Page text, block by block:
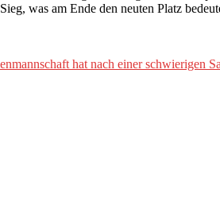
was am Ende den neuten Platz
hat nach einer schwierigen